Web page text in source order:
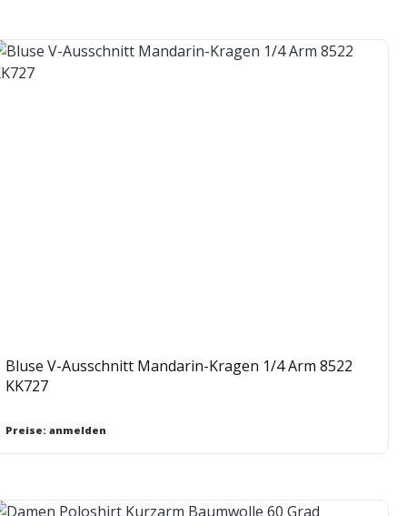
Bluse V-Ausschnitt Mandarin-Kragen 1/4 Arm 8522
KK727
Preise: anmelden